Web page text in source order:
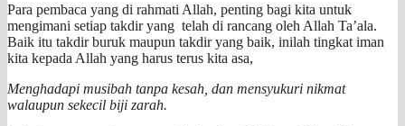
Para pembaca yang di rahmati Allah, penting bagi kita untuk
mengimani setiap takdir yang telah di rancang oleh Allah Ta’ala.
Baik itu takdir buruk maupun takdir yang baik, inilah tingkat iman
kita kepada Allah yang harus terus kita asa,
Menghadapi musibah tanpa kesah, dan mensyukuri nikmat
walaupun sekecil biji zarah.